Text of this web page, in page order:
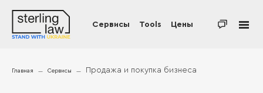
Сервисы Tools Цены
Главная Сервисы Продажа и покупка бизнеса